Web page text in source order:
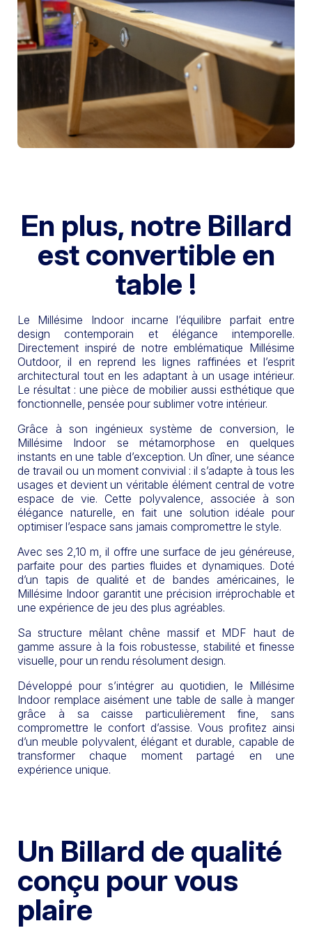
En plus, notre Billard
est convertible en
table !
Le Millésime Indoor incarne l’équilibre parfait entre
design contemporain et élégance intemporelle.
Directement inspiré de notre emblématique Millésime
Outdoor, il en reprend les lignes raffinées et l’esprit
architectural tout en les adaptant à un usage intérieur.
Le résultat : une pièce de mobilier aussi esthétique que
fonctionnelle, pensée pour sublimer votre intérieur.
Grâce à son ingénieux système de conversion, le
Millésime Indoor se métamorphose en quelques
instants en une table d’exception. Un dîner, une séance
de travail ou un moment convivial : il s’adapte à tous les
usages et devient un véritable élément central de votre
espace de vie. Cette polyvalence, associée à son
élégance naturelle, en fait une solution idéale pour
optimiser l’espace sans jamais compromettre le style.
Avec ses 2,10 m, il offre une surface de jeu généreuse,
parfaite pour des parties fluides et dynamiques. Doté
d’un tapis de qualité et de bandes américaines, le
Millésime Indoor garantit une précision irréprochable et
une expérience de jeu des plus agréables.
Sa structure mêlant chêne massif et MDF haut de
gamme assure à la fois robustesse, stabilité et finesse
visuelle, pour un rendu résolument design.
Développé pour s’intégrer au quotidien, le Millésime
Indoor remplace aisément une table de salle à manger
grâce à sa caisse particulièrement fine, sans
compromettre le confort d’assise. Vous profitez ainsi
d’un meuble polyvalent, élégant et durable, capable de
transformer chaque moment partagé en une
expérience unique.
Un Billard de qualité
conçu pour vous
plaire